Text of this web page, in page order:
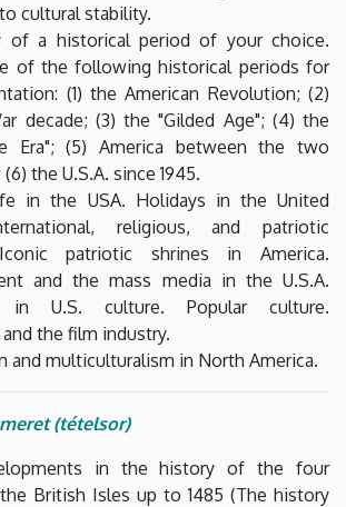
cultural stability.
of a historical period of your choice.
of the following historical periods for
(1) the American Revolution; (2)
decade; (3) the "Gilded Age"; (4) the
Era"; (5) America between the two
the U.S.A. since 1945.
in the USA. Holidays in the United
religious, and patriotic
patriotic shrines in America.
and the mass media in the U.S.A.
in U.S. culture. Popular culture.
the film industry.
and multiculturalism in North America.
(tételsor)
in the history of the four
British Isles up to 1485 (The history